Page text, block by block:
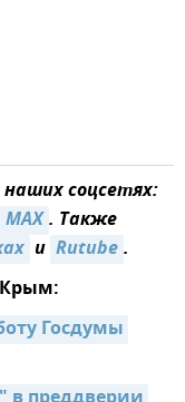
соцсетях:
MAX. Также
и Rutube.
Госдумы